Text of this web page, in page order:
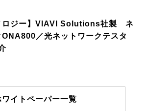
ロジー】VIAVI Solutions社製 ネ
／光ネットワークテスタ
ワイトペーパー一覧